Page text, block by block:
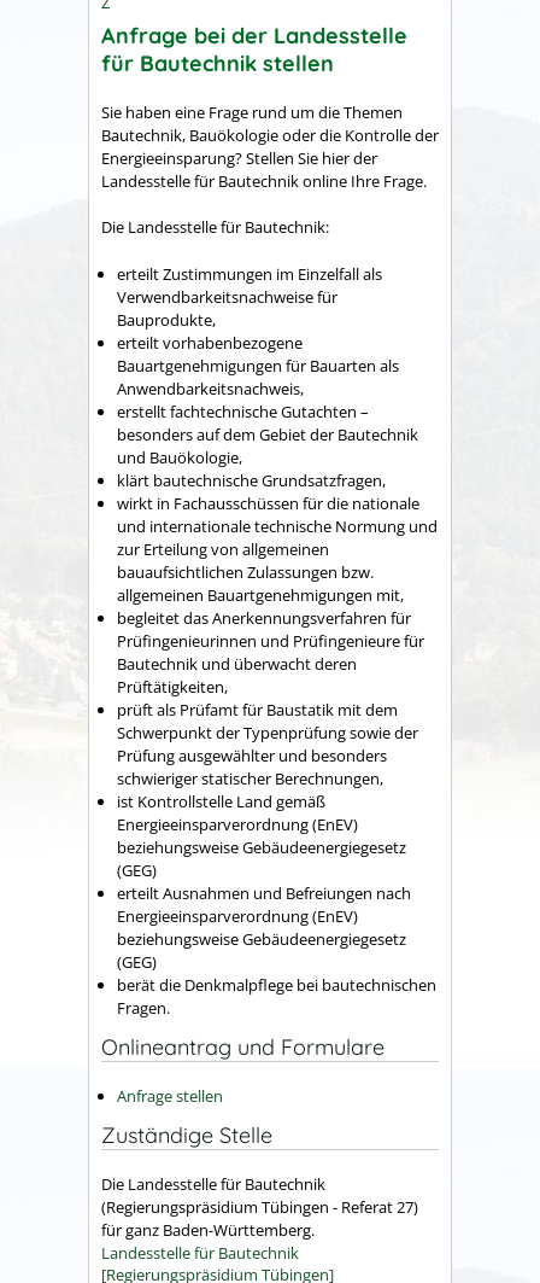
Anfrage bei der Landesstelle
für Bautechnik stellen
Sie haben eine Frage rund um die Themen
Bautechnik, Bauökologie oder die Kontrolle der
Energieeinsparung? Stellen Sie hier der
Landesstelle für Bautechnik online Ihre Frage.
Die Landesstelle für Bautechnik:
erteilt Zustimmungen im Einzelfall als
Verwendbarkeitsnachweise für
Bauprodukte,
erteilt vorhabenbezogene
Bauartgenehmigungen für Bauarten als
Anwendbarkeitsnachweis,
erstellt fachtechnische Gutachten –
besonders auf dem Gebiet der Bautechnik
und Bauökologie,
klärt bautechnische Grundsatzfragen,
wirkt in Fachausschüssen für die nationale
und internationale technische Normung und
zur Erteilung von allgemeinen
bauaufsichtlichen Zulassungen bzw.
allgemeinen Bauartgenehmigungen mit,
begleitet das Anerkennungsverfahren für
Prüfingenieurinnen und Prüfingenieure für
Bautechnik und überwacht deren
Prüftätigkeiten,
prüft als Prüfamt für Baustatik mit dem
Schwerpunkt der Typenprüfung sowie der
Prüfung ausgewählter und besonders
schwieriger statischer Berechnungen,
ist Kontrollstelle Land gemäß
Energieeinsparverordnung (EnEV)
beziehungsweise Gebäudeenergiegesetz
(GEG)
erteilt Ausnahmen und Befreiungen nach
Energieeinsparverordnung (EnEV)
beziehungsweise Gebäudeenergiegesetz
(GEG)
berät die Denkmalpflege bei bautechnischen
Fragen.
Onlineantrag und Formulare
Anfrage stellen
Zuständige Stelle
Die Landesstelle für Bautechnik
(Regierungspräsidium Tübingen - Referat 27)
für ganz Baden-Württemberg.
Landesstelle für Bautechnik
[Regierungspräsidium Tübingen]